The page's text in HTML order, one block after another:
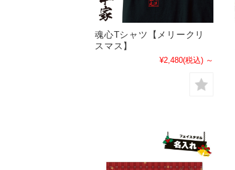
魂心Tシャツ【メリークリ
スマス】
¥2,480(税込) ～